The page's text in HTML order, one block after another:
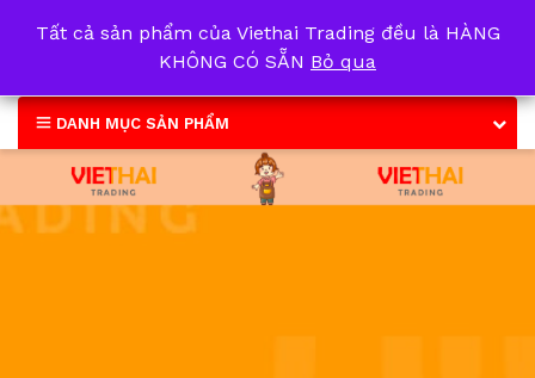
DANH MỤC SẢN PHẨM
Tất cả sản phẩm của Viethai Trading đều là HÀNG
KHÔNG CÓ SẴN Bỏ qua